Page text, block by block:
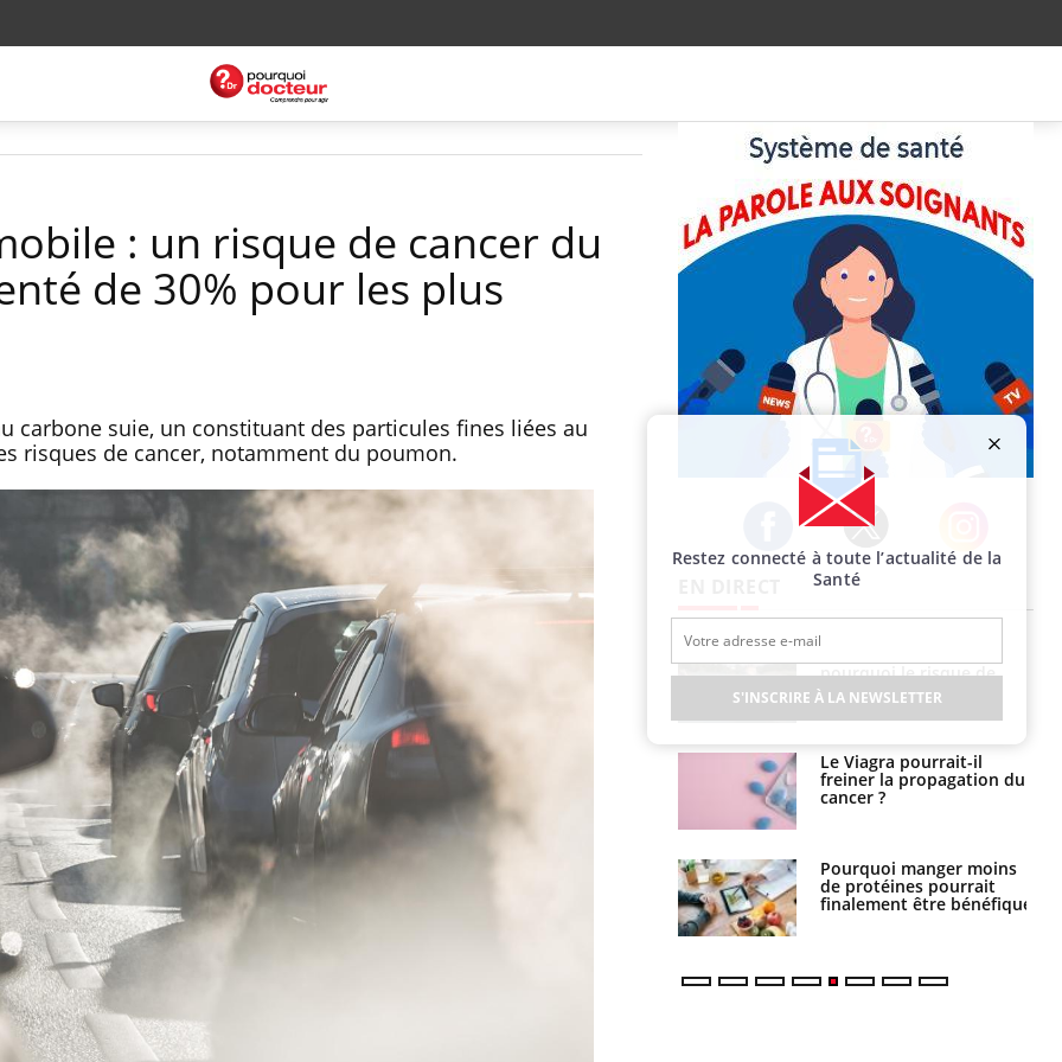
: un risque de cancer du
de 30% pour les plus
carbone suie, un constituant des particules fines liées au
risques de cancer, notamment du poumon.
Facebook Twitter Instagram
La sieste empêche-t-elle
de dormir la nuit ?
VIH : la fin du comprimé
tous les jours se profile-t-
elle enfin ?
Pourquoi votre ventre
gâche-t-il les premiers
jours de vos vacances ?
Fortes chaleurs :
noyade grimpe-t-il ?
freiner la propagation du
que dit la science
Le smartphone nuit-il à
l'apprentissage de la
lecture ?
Mordue par une tique en
vacances, elle reste dans
le coma pendant 42 jours
Restez connecté à toute l’actualité de la
Santé
S'INSCRIRE À LA NEWSLETTER